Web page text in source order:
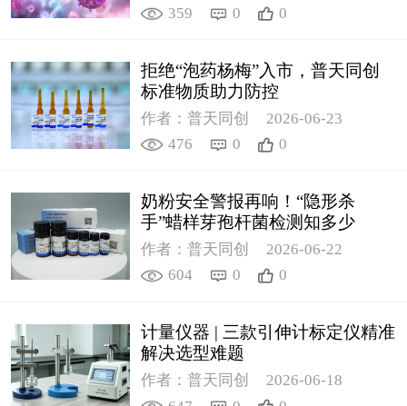
359
0 0
拒绝“泡药杨梅”入市，普天同创
标准物质助力防控
作者：普天同创
2026-06-23
476
0 0
奶粉安全警报再响！“隐形杀
手”蜡样芽孢杆菌检测知多少
作者：普天同创
2026-06-22
604
0 0
计量仪器 | 三款引伸计标定仪精准
解决选型难题
作者：普天同创
2026-06-18